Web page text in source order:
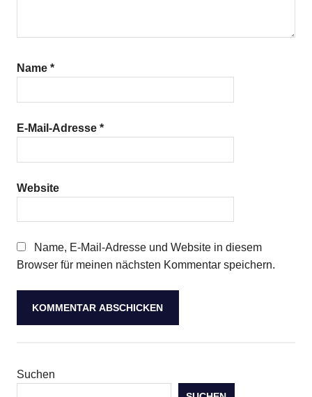
Name *
E-Mail-Adresse *
Website
Name, E-Mail-Adresse und Website in diesem
Browser für meinen nächsten Kommentar speichern.
Suchen